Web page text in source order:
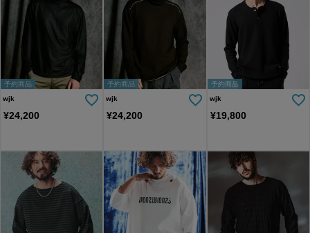
予約商品
wjk
¥24,200
予約商品
wjk
¥24,200
予約商品
wjk
¥19,800